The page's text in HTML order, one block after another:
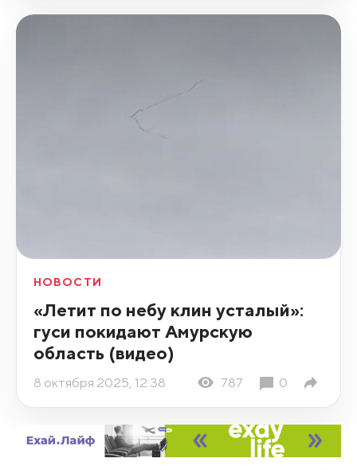
НОВОСТИ
«Летит по небу клин усталый»:
гуси покидают Амурскую
область (видео)
8 октября 2025, 12:38 787 0